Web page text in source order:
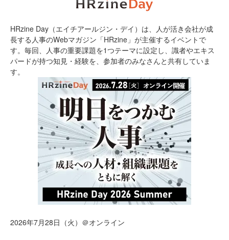
HRzine Day（エイチアールジン・デイ）は、人が活き会社が成
長する人事のWebマガジン「HRzine」が主催するイベントで
す。毎回、人事の重要課題を1つテーマに設定し、識者やエキス
パードが持つ知見・経験を、参加者のみなさんと共有していま
す。
2026年7月28日（火）＠オンライン